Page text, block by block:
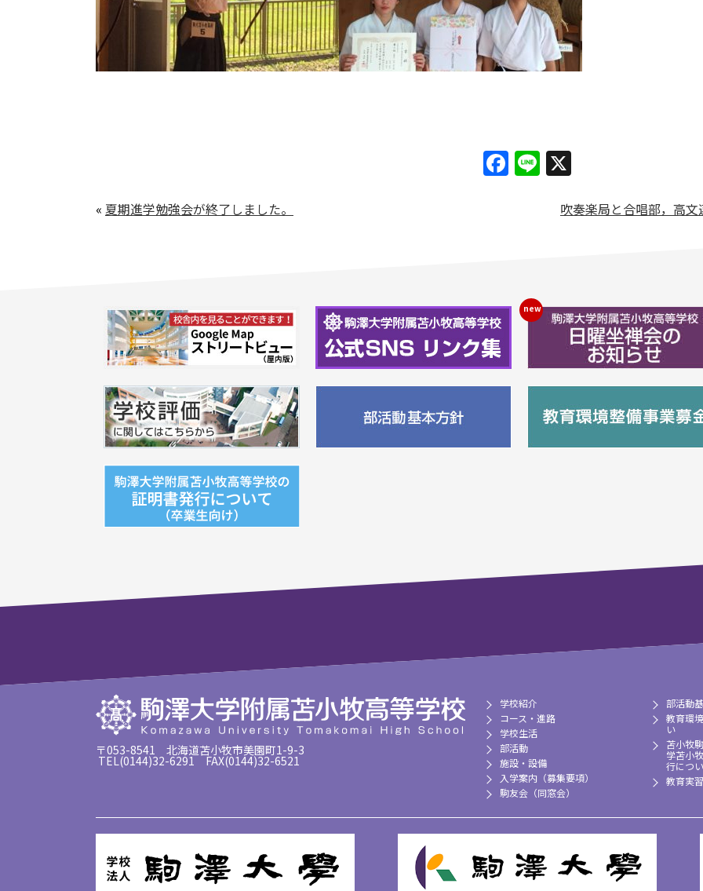
Facebook
Line
« 夏期進学勉強会が終了しました。 吹奏楽局と合唱部，高
〒053-8541 北海道苫小牧市美園町1-9-3
TEL(0144)32-6291 FAX(0144)32-6521
学校紹介
コース・進路
学校生活
部活動
施設・設備
入学案内（募集要項）
駒友会（同窓会）
部活動
教育環
い
苫小牧
学苫小
行につ
教育実